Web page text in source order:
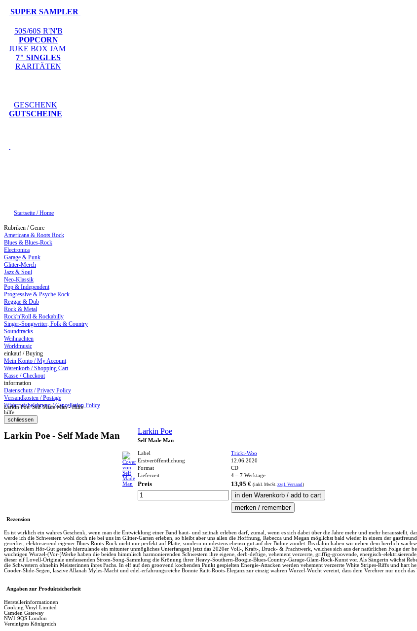
SUPER SAMPLER
50S/60S R'N'B
POPCORN
JUKE BOX JAM
7" SINGLES
RARITÄTEN
GESCHENK
GUTSCHEINE
Startseite / Home
Rubriken / Genre
Americana & Roots Rock
Blues & Blues-Rock
Electronica
Garage & Punk
Glitter-Merch
Jazz & Soul
Neo-Klassik
Pop & Independent
Progressive & Psyche Rock
Reggae & Dub
Rock & Metal
Rock'n'Roll & Rockabilly
Singer-Songwriter, Folk & Country
Soundtracks
Weihnachten
Worldmusic
einkauf / Buying
Mein Konto / My Account
Warenkorb / Shopping Cart
Kasse / Checkout
information
Datenschutz / Privacy Policy
Versandkosten / Postage
Widerrufsbelehrung / Cancellation Policy
Larkin Poe: Self Made Man - Hilfe
hilfe
Larkin Poe - Self Made Man Larkin Poe
Self Made Man
Label
Tricki-Woo
Erstveröffentlichung
12.06.2020
Format
CD
Lieferzeit
4 – 7 Werktage
Preis 13,95 € (inkl. MwSt. zzgl. Versand)
Rezension
Es ist wirklich ein wahres Geschenk, wenn man die Entwicklung einer Band haut- und zeitnah erleben darf, zumal, wenn es sich dabei über die Jahre mehr und mehr herausstellt,
werde ich die Schwestern wohl doch nie bei uns im Glitter-Garten erleben, so bleibt aber uns allen die Hoffnung, Rebecca und Megan möglichst bald wieder in einem der
gereifter, elektrisierend eigener Blues-Roots-Rock nicht nur perfekt auf Platte, sondern mindestens ebenso gut auf der Bühne zündet. Bis dahin haben wir neben dem herrlich
prachtvollem Hör-Gut gerade hierzulande ein mitunter unmögliches Unterfangen) jetzt das 2020er Voll-, Kraft-, Druck- & Prachtwerk, welches sich aus der natürlichen Folge der
wuchtigen Wurzel-(Vor-)Werke haben die beiden himmlisch harmonierenden Schwestern ihre eigene, derb-deftige, vehement verzerrte, griffig-groovende, energisch-
dieser elf Lovell-Originale umfassenden Strom-Song-Sammlung die Krönung ihrer Heavy-Southern-Boogie-Blues-Country-Garage-Glam-Rock-Kunst vor. Als Sängerin wächst
die Schwestern ohnehin Meisterinnen ihres Fachs. In elf auf den groovend kochenden Punkt gespielten Energie-Attacken werden vehement verzerrte White Stripes-Riffs und
Cooder-Slide-Segen, laszive Allanah Myles-Macht und edel-erfahrungsreiche Bonnie Raitt-Roots-Eleganz zur einzig wahren Wurzel-Wucht vereint, dass dem Verehrer nur noch
Angaben zur Produktsicherheit
Herstellerinformationen
Cooking Vinyl Limited
Camden Gateway
NW1 9QS London
Vereinigtes Königreich